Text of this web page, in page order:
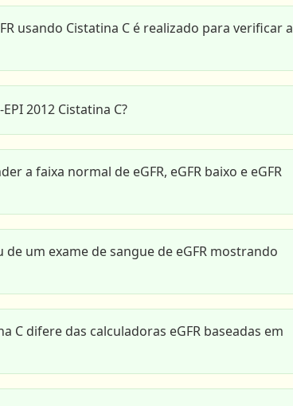
usando Cistatina C é realizado para verificar a
2012 Cistatina C?
a faixa normal de eGFR, eGFR baixo e eGFR
um exame de sangue de eGFR mostrando
C difere das calculadoras eGFR baseadas em